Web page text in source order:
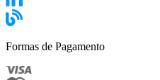
Formas de Pagamento